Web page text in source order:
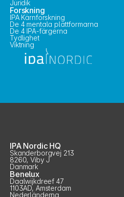
Juridik
Forskning
IPA Kärnforskning
De 4 mentala plattformarna
De 4 IPA-färgerna
Tydlighet
Viktning
IPA Nordic HQ
Skanderborgvej 213
8260, Viby J
Danmark
Benelux
Daalwijkdreef 47
1103AD, Amsterdam
Nederländerna